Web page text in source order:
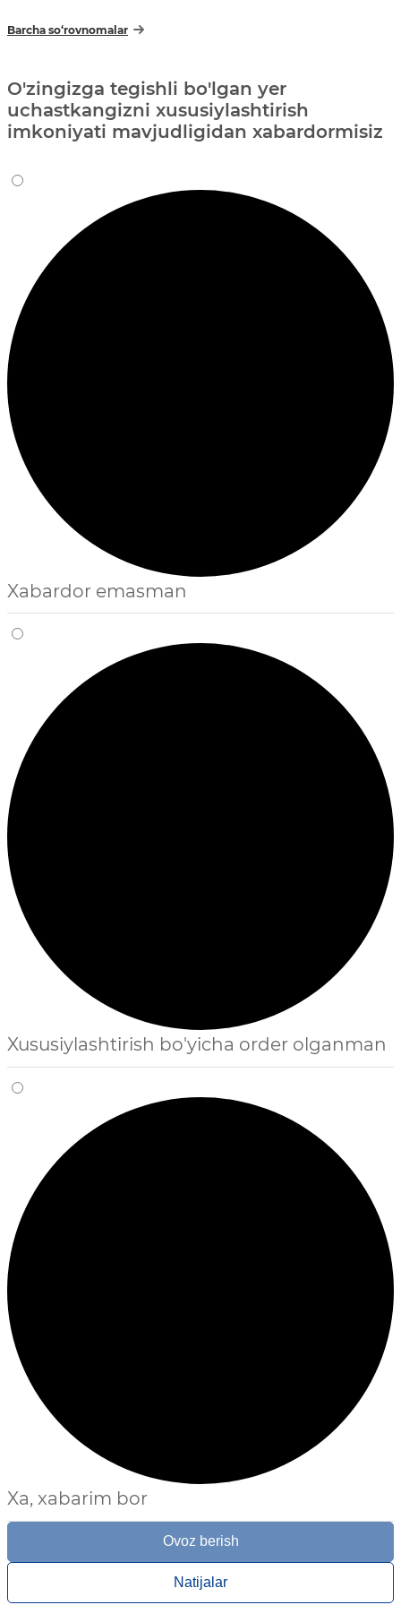
Barcha so‘rovnomalar
O'zingizga tegishli bo'lgan yer
uchastkangizni xususiylashtirish
imkoniyati mavjudligidan xabardormisiz
Xabardor emasman
Xususiylashtirish bo'yicha order olganman
Xa, xabarim bor
Ovoz berish
Natijalar